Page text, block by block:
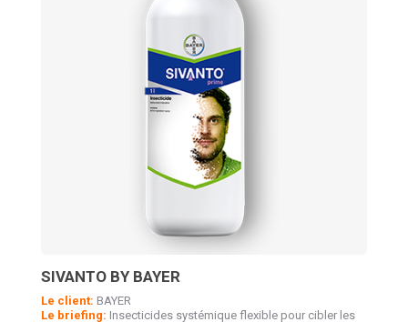
SIVANTO BY BAYER
Le client: BAYER
Le briefing: Insecticides systémique flexible pour cibler les